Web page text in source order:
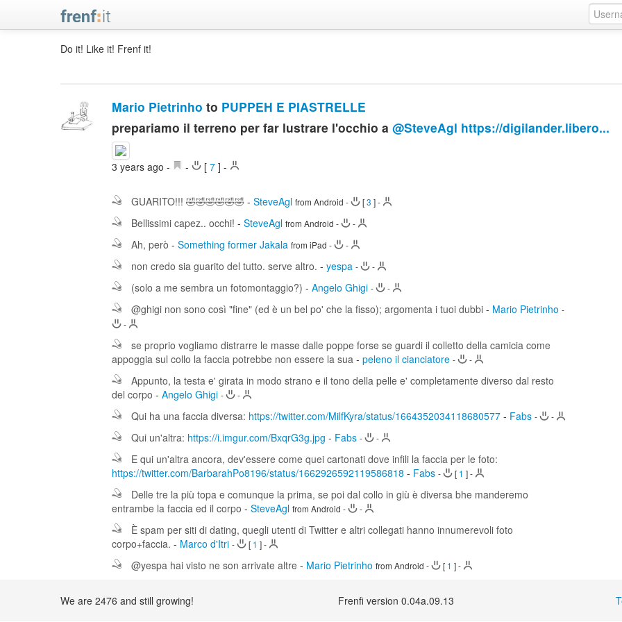
Do it! Like it! Frenf it!
Mario Pietrinho to PUPPEH E PIASTRELLE
prepariamo il terreno per far lustrare l'occhio a@SteveAgl https://digilander.libero...
3 years ago- - [7 ] -
GUARITO!!! 🤣🤣🤣🤣🤣🤣 -SteveAgl from Android - [3 ]-
Bellissimi capez.. occhi! -SteveAgl from Android - -
Ah, però-Something former Jakala from iPad - -
non credo sia guarito del tutto. serve altro. -yespa - -
(solo a me sembra un fotomontaggio?) -Angelo Ghigi - -
@ghigi non sono così "fine" (ed è un bel po' che la fisso); argomenta i tuoi dubbi - Mario Pietrinho -
-
se proprio vogliamo distrarre le masse dalle poppe forse se guardi il colletto della camicia come
appoggia sul collo la faccia potrebbe non essere la sua-peleno il cianciatore - -
Appunto, la testa e' girata in modo strano e il tono della pelle e' completamente diverso dal resto
del corpo -Angelo Ghigi - -
Qui ha una faccia diversa: https://twitter.com/MilfKyra/status/1664352034118680577 - Fabs - -
Qui un'altra: https://i.imgur.com/BxqrG3g.jpg - Fabs - -
E qui un'altra ancora, dev'essere come quei cartonati dove infili la faccia per le foto:
https://twitter.com/BarbarahPo8196/status/1662926592119586818 - Fabs - [ 1 ]-
Delle tre la più topa e comunque la prima, se poi dal collo in giù è diversa bhe manderemo
entrambe la faccia ed il corpo -SteveAgl from Android - -
È spam per siti di dating, quegli utenti di Twitter e altri collegati hanno innumerevoli foto
corpo+faccia. - Marco d'Itri - [ 1 ]-
@yespa hai visto ne son arrivate altre - Mario Pietrinho from Android - [ 1 ]-
We are 2476 and still growing! Frenfi version 0.04a.09.13